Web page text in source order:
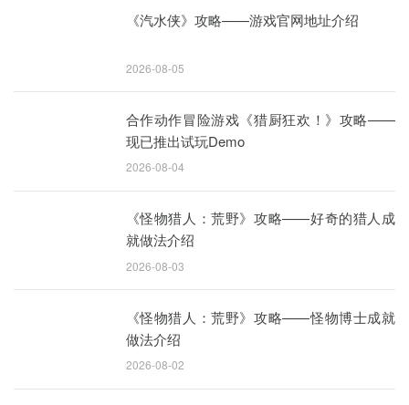
《汽水侠》攻略——游戏官网地址介绍
2026-08-05
合作动作冒险游戏《猎厨狂欢！》攻略——
现已推出试玩Demo
2026-08-04
《怪物猎人：荒野》攻略——好奇的猎人成
就做法介绍
2026-08-03
《怪物猎人：荒野》攻略——怪物博士成就
做法介绍
2026-08-02